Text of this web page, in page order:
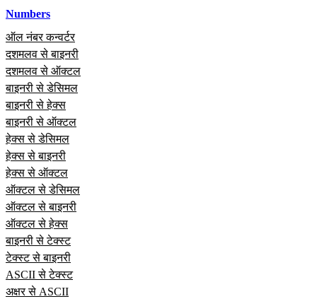
Numbers
ऑल नंबर कन्वर्टर
दशमलव से बाइनरी
दशमलव से ऑक्टल
बाइनरी से डेसिमल
बाइनरी से हेक्स
बाइनरी से ऑक्टल
हेक्स से डेसिमल
हेक्स से बाइनरी
हेक्स से ऑक्टल
ऑक्टल से डेसिमल
ऑक्टल से बाइनरी
ऑक्टल से हेक्स
बाइनरी से टेक्स्ट
टेक्स्ट से बाइनरी
ASCII से टेक्स्ट
अक्षर से ASCII